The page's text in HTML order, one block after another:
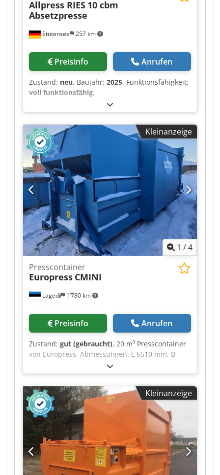
Stutensee 257 km
Allpress RIES 10 cbm
Absetzpresse
Preisinfo Anrufen
Zustand: neu, Baujahr: 2025, Funktionsfähigkeit:
voll funktionsfähig,
Maschinen-/Fahrzeugnummer:
Presskraft:28 t, Gesamtbreite:2’015 mm,
Gesamtlänge:4’400 mm, Gesamthöhe:2’500
mm, Gesamtgewicht: 3’000 kg, Einfüllöffnung
Länge:1’360 mm
, Breite der Einfüllöffnung:
1’660 mm , Leistung: 5.5 kW (7.48 PS)
, neuer
hydraulischer Presscontainer mit Auslaufschutz,
geeignet zum Verpressen von Restmüll mit
Feuchteanteil Dksdpfjydlfxox Alaer
Kleinanzeige
1 /4
Lagedi 1’780 km
Presscontainer
Europress CMINI
Preisinfo Anrufen
Zustand: gut (gebraucht), 20 m³ Presscontainer
von Europress. Abmessungen: L 6510 mm, B
2500 mm, H 2700 mm. Dkedpoycwyxefx Alajr
Kleinanzeige